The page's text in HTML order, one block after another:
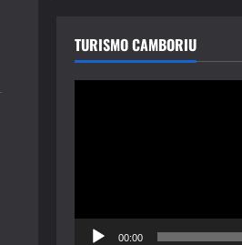
TURISMO CAMBORIU
00:00